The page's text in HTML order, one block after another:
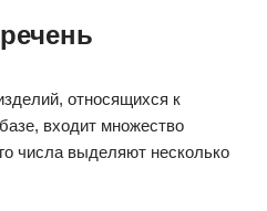
относящихся к
входит множество
числа выделяют несколько